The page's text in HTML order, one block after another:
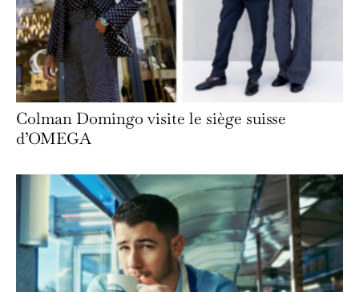
Colman Domingo visite le siège suisse
d’OMEGA